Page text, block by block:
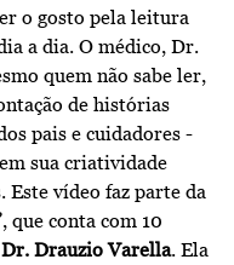
o gosto pela leitura
a dia. O médico, Dr.
quem não sabe ler,
de histórias
pais e cuidadores -
sua criatividade
Este vídeo faz parte da
, que conta com 10
Dr. Drauzio Varella. Ela